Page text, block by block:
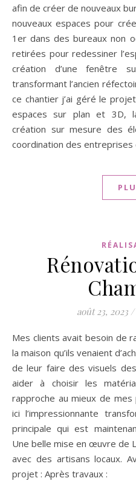
afin de créer de nouveaux
nouveaux espaces pour
1er dans des bureaux non
retirées pour redessiner
création d’une fenêtre
transformant l’ancien
ce chantier j’ai géré le
espaces sur plan et 3D,
création sur mesure des
coordination des
août 23, 2023 /
Mes clients avait besoin de rafraichir et mettre à leur goût
la maison qu’ils venaient
de leur faire des visuels
aider à choisir les
rapproche au mieux de
ici l’impressionnante
principale qui est
Une belle mise en œuvre de
avec des artisans locaux.
projet : Après travaux :